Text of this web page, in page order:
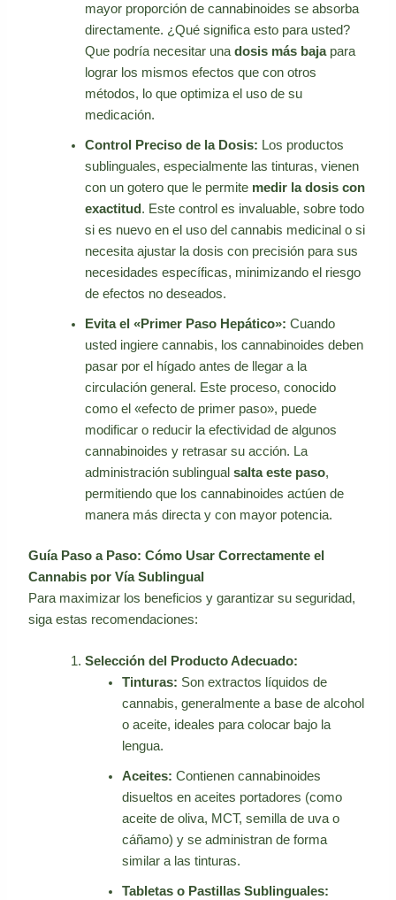
mayor proporción de cannabinoides se absorba
directamente. ¿Qué significa esto para usted?
Que podría necesitar unadosis más bajapara
lograr los mismos efectos que con otros
métodos, lo que optimiza el uso de su
medicación.
Control Preciso de la Dosis: Los productos
sublinguales, especialmente las tinturas, vienen
con un gotero que le permite medir la dosis con
exactitud . Este control es invaluable, sobre todo
si es nuevo en el uso del cannabis medicinal o si
necesita ajustar la dosis con precisión para sus
necesidades específicas, minimizando el riesgo
de efectos no deseados.
Evita el «Primer Paso Hepático»: Cuando
usted ingiere cannabis, los cannabinoides deben
pasar por el hígado antes de llegar a la
circulación general. Este proceso, conocido
como el «efecto de primer paso», puede
modificar o reducir la efectividad de algunos
cannabinoides y retrasar su acción. La
administración sublingualsalta este paso,
permitiendo que los cannabinoides actúen de
manera más directa y con mayor potencia.
Guía Paso a Paso: Cómo Usar Correctamente el
Cannabis por Vía Sublingual
Para maximizar los beneficios y garantizar su seguridad,
siga estas recomendaciones:
Selección del Producto Adecuado:
Tinturas: Son extractos líquidos de
cannabis, generalmente a base de alcohol
o aceite, ideales para colocar bajo la
lengua.
Aceites: Contienen cannabinoides
disueltos en aceites portadores (como
aceite de oliva, MCT, semilla de uva o
cáñamo) y se administran de forma
similar a las tinturas.
Tabletas o Pastillas Sublinguales: